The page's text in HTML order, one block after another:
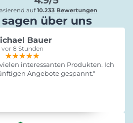
auf10.233 Bewertungen
über uns
Bauer
vor 8 Stunden
★★★★★
★★★★★
★★★★★
interessanten Produkten. Ich
Angebote gespannt."